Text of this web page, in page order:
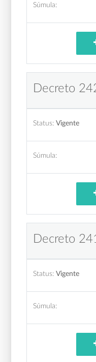
Súmula:
Decreto
Status: Vigente
Súmula:
Decreto
Status: Vigente
Súmula: